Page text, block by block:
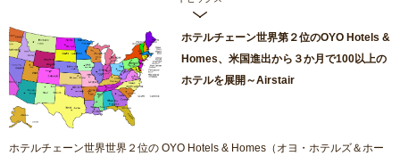
ホテルチェーン世界第２位のOYO Hotels &
Homes、米国進出から３か月で100以上の
ホテルを展開～Airstair
ホテルチェーン世界世界２位の OYO Hotels & Homes（オヨ・ホテルズ＆ホー